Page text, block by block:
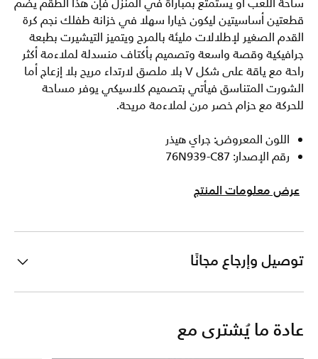
ساحة اللعب أو يستمتع بمباراة في المنزل فإن هذا الطقم يضم
قطعتين أساسيتين ليكون خيارا سهلا في خزانة طفلك نجم كرة
القدم الصغير لإطلالات مليئة بالمرح ويتميز التيشيرت بطبعة
جرافيكية وقصة واسعة وتصميم بأكتاف منسدلة لملاءمة أكثر
راحة مع ياقة على شكل V بلا ملصق لارتداء مريح بلا إزعاج أما
الشورت المتناسق فيأتي بتصميم كلاسيكي يوفر مساحة
للحركة مع حزام خصر مرن لملاءمة مريحة.
اللون المعروض: جراي هيذر
رقم الإصدار: 76N939-C87
عرض معلومات المنتج
توصيل وإرجاع مجانًا
عادة ما يُشترى مع